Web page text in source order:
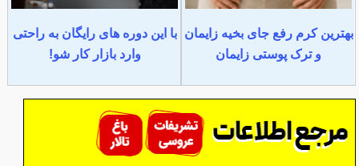
بهترین کرم رفع جای بخیه زایمان
و ترک پوستی زایمان
با این دوره های رایگان به راحتی
وارد بازار کار شو!